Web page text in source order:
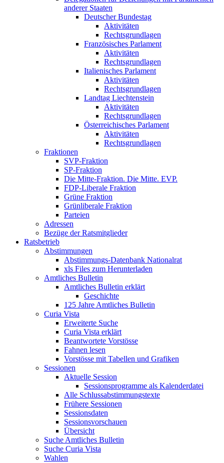
anderer Staaten
Deutscher Bundestag
Aktivitäten
Rechtsgrundlagen
Französisches Parlament
Aktivitäten
Rechtsgrundlagen
Italienisches Parlament
Aktivitäten
Rechtsgrundlagen
Landtag Liechtenstein
Aktivitäten
Rechtsgrundlagen
Österreichisches Parlament
Aktivitäten
Rechtsgrundlagen
Fraktionen
SVP-Fraktion
SP-Fraktion
Die Mitte-Fraktion. Die Mitte. EVP.
FDP-Liberale Fraktion
Grüne Fraktion
Grünliberale Fraktion
Parteien
Adressen
Bezüge der Ratsmitglieder
Ratsbetrieb
Abstimmungen
Abstimmungs-Datenbank Nationalrat
xls Files zum Herunterladen
Amtliches Bulletin
Amtliches Bulletin erklärt
Geschichte
125 Jahre Amtliches Bulletin
Curia Vista
Erweiterte Suche
Curia Vista erklärt
Beantwortete Vorstösse
Fahnen lesen
Vorstösse mit Tabellen und Grafiken
Sessionen
Aktuelle Session
Sessionsprogramme als Kalenderdatei
Alle Schlussabstimmungstexte
Frühere Sessionen
Sessionsdaten
Sessionsvorschauen
Übersicht
Suche Amtliches Bulletin
Suche Curia Vista
Wahlen